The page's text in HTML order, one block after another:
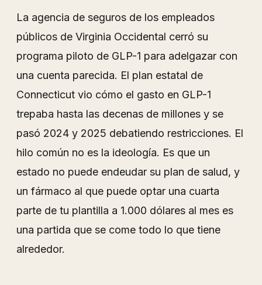
La agencia de seguros de los empleados
públicos de Virginia Occidental cerró su
programa piloto de GLP-1 para adelgazar con
una cuenta parecida. El plan estatal de
Connecticut vio cómo el gasto en GLP-1
trepaba hasta las decenas de millones y se
pasó 2024 y 2025 debatiendo restricciones. El
hilo común no es la ideología. Es que un
estado no puede endeudar su plan de salud, y
un fármaco al que puede optar una cuarta
parte de tu plantilla a 1.000 dólares al mes es
una partida que se come todo lo que tiene
alrededor.